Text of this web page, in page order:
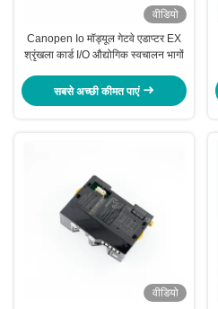
वीडियो
Canopen Io मॉड्यूल गेटवे एडाप्टर EX
श्रृंखला कार्ड I/O औद्योगिक स्वचालन भागों
सबसे अच्छी कीमत पाएं
वीडियो